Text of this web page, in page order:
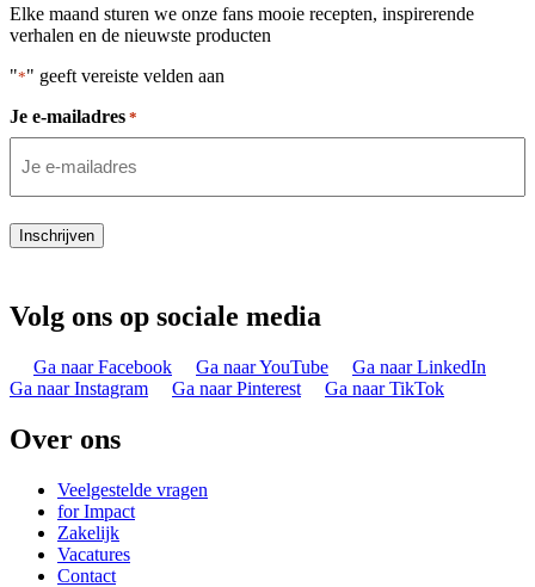
Elke maand sturen we onze fans mooie recepten, inspirerende
verhalen en de nieuwste producten
"*" geeft vereiste velden aan
Je e-mailadres *
Inschrijven
Volg ons op sociale media
Ga naar Facebook Ga naar YouTube
Ga naar LinkedIn
Ga naar Instagram
Ga naar Pinterest Ga naar TikTok
Over ons
Veelgestelde vragen
for Impact
Zakelijk
Vacatures
Contact